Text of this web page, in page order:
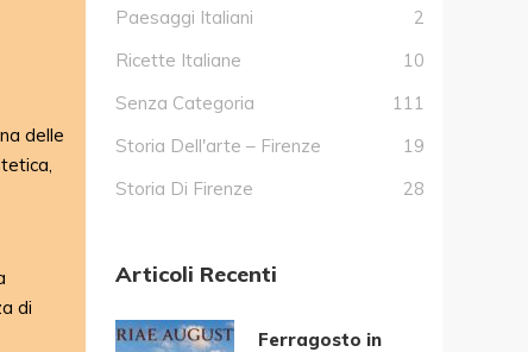
delle
di
Paesaggi Italiani
2
Ricette Italiane
10
Senza Categoria
111
Storia Dell'arte – Firenze
19
Storia Di Firenze
28
Articoli Recenti
Ferragosto in